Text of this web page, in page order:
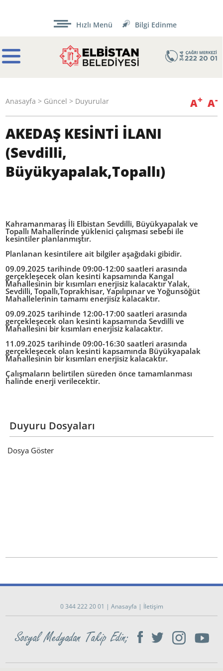
Hızlı Menü Bilgi Edinme
Anasayfa > Güncel > Duyurular A+ A-
AKEDAŞ KESİNTİ İLANI
(Sevdilli,
Büyükyapalak,Topallı)
Kahramanmaraş İli Elbistan Sevdilli, Büyükyapalak ve
Topallı Mahallerinde yüklenici çalışması sebebi ile
kesintiler planlanmıştır.
Planlanan kesintilere ait bilgiler aşağıdaki gibidir.
09.09.2025 tarihinde 09:00-12:00 saatleri arasında
gerçekleşecek olan kesinti kapsamında Kangal
Mahallesinin bir kısımları enerjisiz kalacaktır Yalak,
Sevdilli, Topallı,Toprakhisar, Yapılıpınar ve Yoğunsöğüt
Mahallelerinin tamamı enerjisiz kalacaktır.
09.09.2025 tarihinde 12:00-17:00 saatleri arasında
gerçekleşecek olan kesinti kapsamında Sevdilli ve
Mahallesini bir kısımları enerjisiz kalacaktır.
11.09.2025 tarihinde 09:00-16:30 saatleri arasında
gerçekleşecek olan kesinti kapsamında Büyükyapalak
Mahallesinin bir kısımları enerjisiz kalacaktır.
Çalışmaların belirtilen süreden önce tamamlanması
halinde enerji verilecektir.
Duyuru Dosyaları
Dosya Göster
0 344 222 20 01 | Anasayfa | İletişim